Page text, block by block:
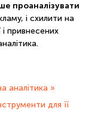
проаналізувати
і схилити на
привнесених
аналітика »
для її